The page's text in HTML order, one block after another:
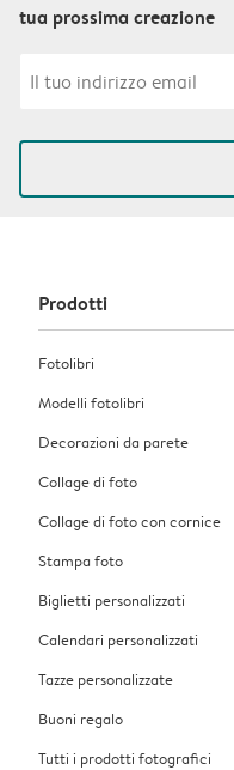
tua prossima creazione
Prodotti
Fotolibri
Modelli fotolibri
Decorazioni da parete
Collage di foto
Collage di foto con cornice
Stampa foto
Biglietti personalizzati
Calendari personalizzati
Tazze personalizzate
Buoni regalo
Tutti i prodotti fotografici